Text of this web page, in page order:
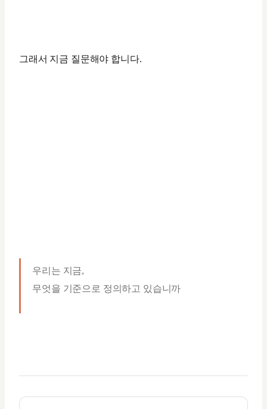
그래서 지금 질문해야 합니다.
우리는 지금,
무엇을 기준으로 정의하고 있습니까